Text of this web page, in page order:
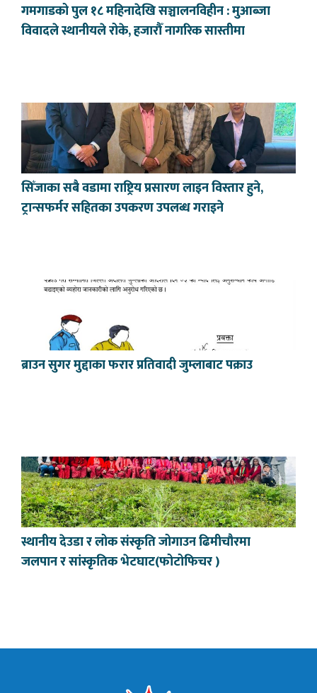
गमगाडको पुल १८ महिनादेखि सञ्चालनविहीन : मुआब्जा
विवादले स्थानीयले रोके, हजारौँ नागरिक सास्तीमा
सिँजाका सबै वडामा राष्ट्रिय प्रसारण लाइन विस्तार हुने,
ट्रान्सफर्मर सहितका उपकरण उपलब्ध गराइने
ब्राउन सुगर मुद्दाका फरार प्रतिवादी जुम्लाबाट पक्राउ
स्थानीय देउडा र लोक संस्कृति जोगाउन ढिमीचौरमा
जलपान र सांस्कृतिक भेटघाट(फोटोफिचर )